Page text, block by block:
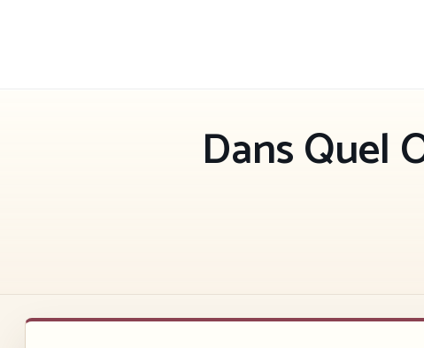
Dans Quel